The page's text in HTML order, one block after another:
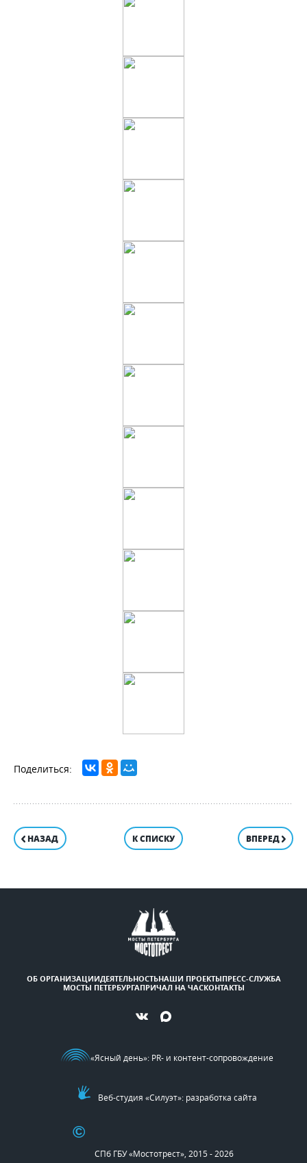
НАЗАД К СПИСКУ ВПЕРЕД
ОБ ОРГАНИЗАЦИИДЕЯТЕЛЬНОСТЬНАШИ ПРОЕКТЫПРЕСС-СЛУЖБА
МОСТЫ ПЕТЕРБУРГАПРИЧАЛ НА ЧАСКОНТАКТЫ
©
СПб ГБУ «Мостотрест», 2015 - 2026
«Ясный день»: PR- и контент-сопровождение
Веб-студия «Силуэт»: разработка сайта